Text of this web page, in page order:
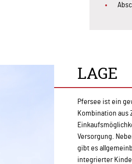
LAGE
Pfersee ist ein
Kombination aus
Versorgung.
gibt es
integrierter